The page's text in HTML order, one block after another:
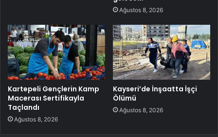
Ağustos 8, 2026
Kartepeli Gençlerin Kamp
Macerası Sertifikayla
Taçlandı
Ağustos 8, 2026
Kayseri’de İnşaatta İşçi
Ölümü
Ağustos 8, 2026